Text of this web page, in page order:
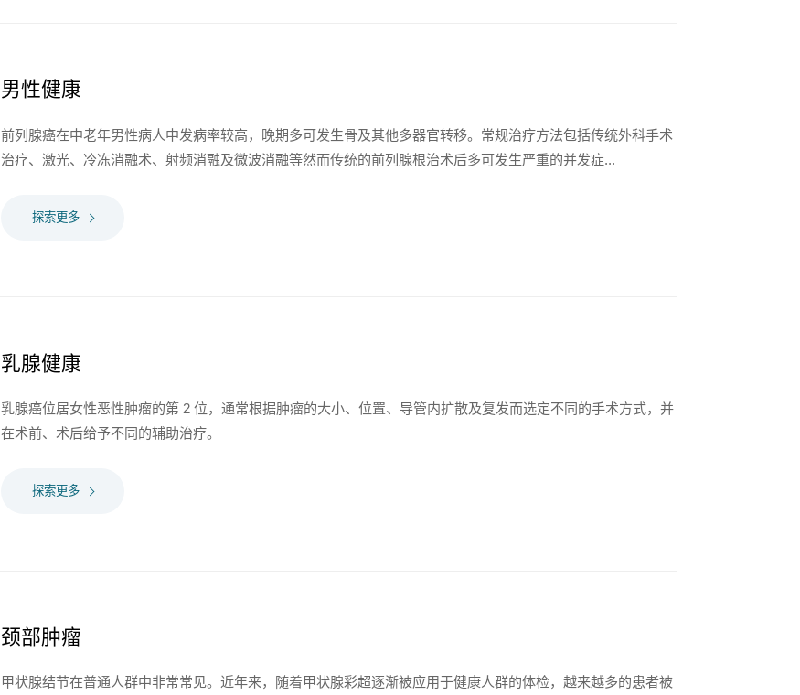
男性健康
前列腺癌在中老年男性病人中发病率较高，晚期多可发生骨及其他多器官转移。常规治疗方法包括传统外科手术
治疗、激光、冷冻消融术、射频消融及微波消融等然而传统的前列腺根治术后多可发生严重的并发症...
探索更多
乳腺健康
乳腺癌位居女性恶性肿瘤的第 2 位，通常根据肿瘤的大小、位置、导管内扩散及复发而选定不同的手术方式，并
在术前、术后给予不同的辅助治疗。
探索更多
颈部肿瘤
甲状腺结节在普通人群中非常常见。近年来，随着甲状腺彩超逐渐被应用于健康人群的体检，越来越多的患者被